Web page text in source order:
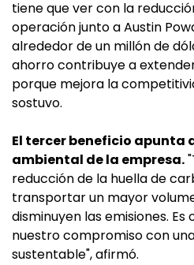
tiene que ver con la
operación junto a Austin
alrededor de un millón de
ahorro contribuye a
porque mejora la
sostuvo.
El tercer beneficio apunta
ambiental de la empresa.
reducción de la huella de
transportar un mayor
disminuyen las emisiones.
nuestro compromiso con
sustentable", afirmó.